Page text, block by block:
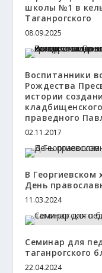
школы №1 в
Таганрогского
08.09.2025
Воспитанники
Рождества
истории
праведного
02.11.2017
В Георгиевском
День
11.03.2024
Семинар для
таганрогского
22.04.2024